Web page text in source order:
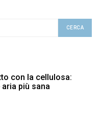
CERCA
con la cellulosa:
più sana